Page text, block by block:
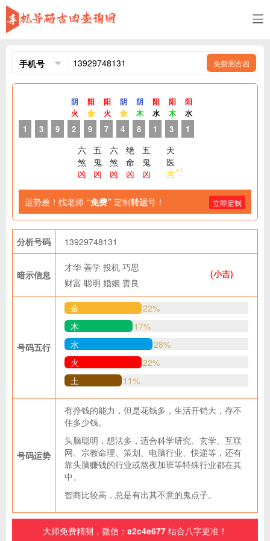
免费测吉凶
1 3 9
阴
火
2
阳
金
9
六
煞
凶
阳
火
7
五
鬼
凶
阴
金
4
六
煞
凶
阴
木
8
绝
命
凶
阳
水
1
五
鬼
凶
阳
木
3
阳
水
1
天
医
吉+1
运势差！找老师 “免费” 定制转运号！ 立即定制
分析号码 13929748131
暗示信息
才华 善学 投机 巧思
财富 聪明 婚姻 善良
(小吉)
号码五行
金
22%
木
17%
水
28%
火
22%
土
11%
号码运势
有挣钱的能力，但是花钱多，生活开销大，存不
住多少钱。
头脑聪明，想法多，适合科学研究、玄学、互联
网、宗教命理、策划、电脑行业、快递等，还有
靠头脑赚钱的行业或熬夜加班等特殊行业都在其
中。
智商比较高，总是有出其不意的鬼点子。
大师免费精测，微信： a2c4e677 结合八字更准！